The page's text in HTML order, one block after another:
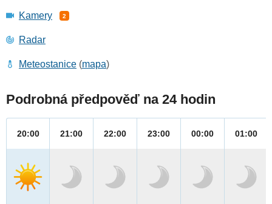
Kamery 2
Radar
Meteostanice (mapa)
Podrobná předpověď na 24 hodin
20:00 21:00 22:00 23:00 00:00 01:00